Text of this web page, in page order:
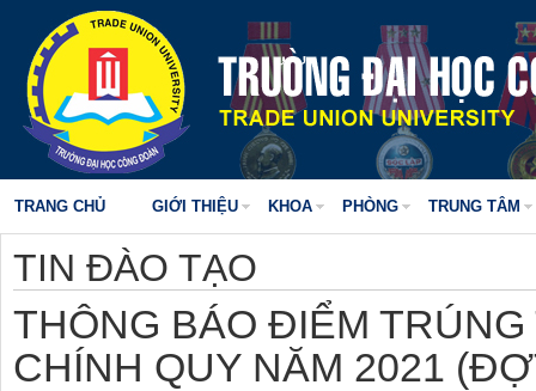
TRANG CHỦ GIỚI THIỆU KHOA PHÒNG TRUNG TÂM
TIN ĐÀO TẠO
THÔNG BÁO ĐIỂM
CHÍNH QUY NĂM 2021